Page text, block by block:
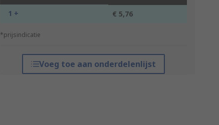
1 + € 5,76
*prijsindicatie
Voeg toe aan onderdelenlijst